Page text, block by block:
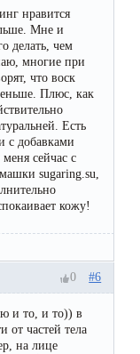
нравится
Мне и
делать, чем
многие при
что воск
Плюс, как
Есть
с добавками
сейчас с
sugaring.su,
кожу!
#6
0
и то, и то)) в
от частей тела
на лице